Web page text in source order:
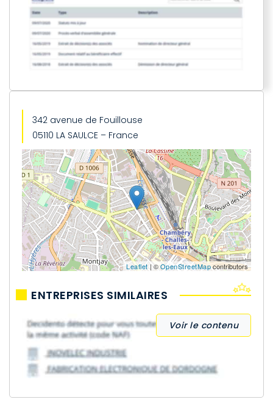
342 avenue de Fouillouse
05110 LA SAULCE – France
Leaflet | ©OpenStreetMapcontributors
ENTREPRISES SIMILAIRES
Voir le contenu